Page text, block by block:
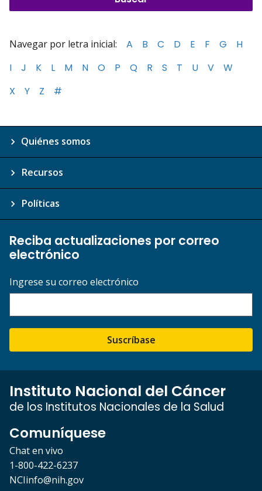
Navegar por letra inicial: A B C D E F G
H
I
J K L M N O P Q R S T U V
W
X
Y Z #
Quiénes somos
Recursos
Políticas
Reciba actualizaciones por correo
electrónico
Ingrese su correo electrónico
Suscríbase
Instituto Nacional del Cáncer
de los Institutos Nacionales de la Salud
Comuníquese
Chat en vivo
1-800-422-6237
NCIinfo@nih.gov